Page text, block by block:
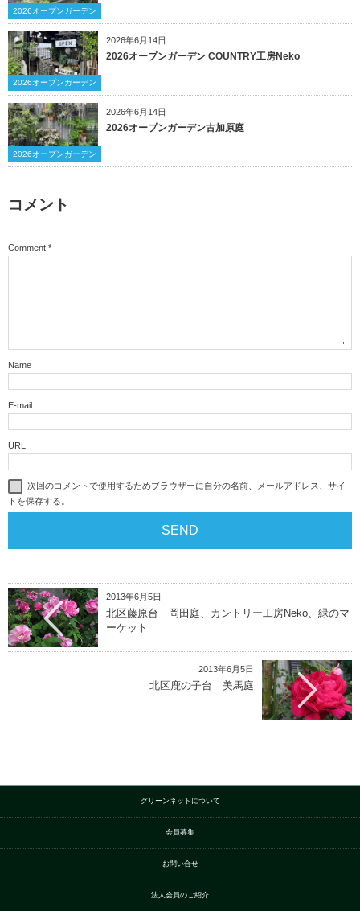
2026オープンガーデン
2026年6月14日
2026オープンガーデン
2026オープンガーデン COUNTRY工房Neko
2026年6月14日
2026オープンガーデン
2026オープンガーデン古加原庭
コメント
Comment *
Name
E-mail
URL
次回のコメントで使用するためブラウザーに自分の名前、メールアドレス、サイ
トを保存する。
2013年6月5日
北区藤原台 岡田庭、カントリー工房Neko、緑のマ
ーケット
2013年6月5日
北区鹿の子台 美馬庭
グリーンネットについて
会員募集
お問い合せ
法人会員のご紹介